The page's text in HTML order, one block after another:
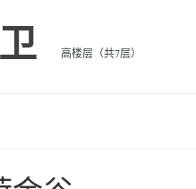
高楼层（共7层）